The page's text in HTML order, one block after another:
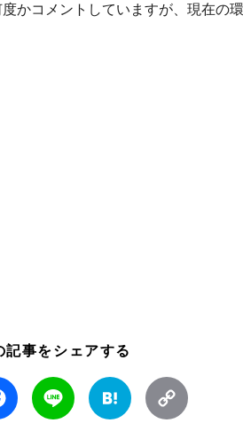
かコメントしていますが、現在の
記事をシェアする
Facebook Line Hatena